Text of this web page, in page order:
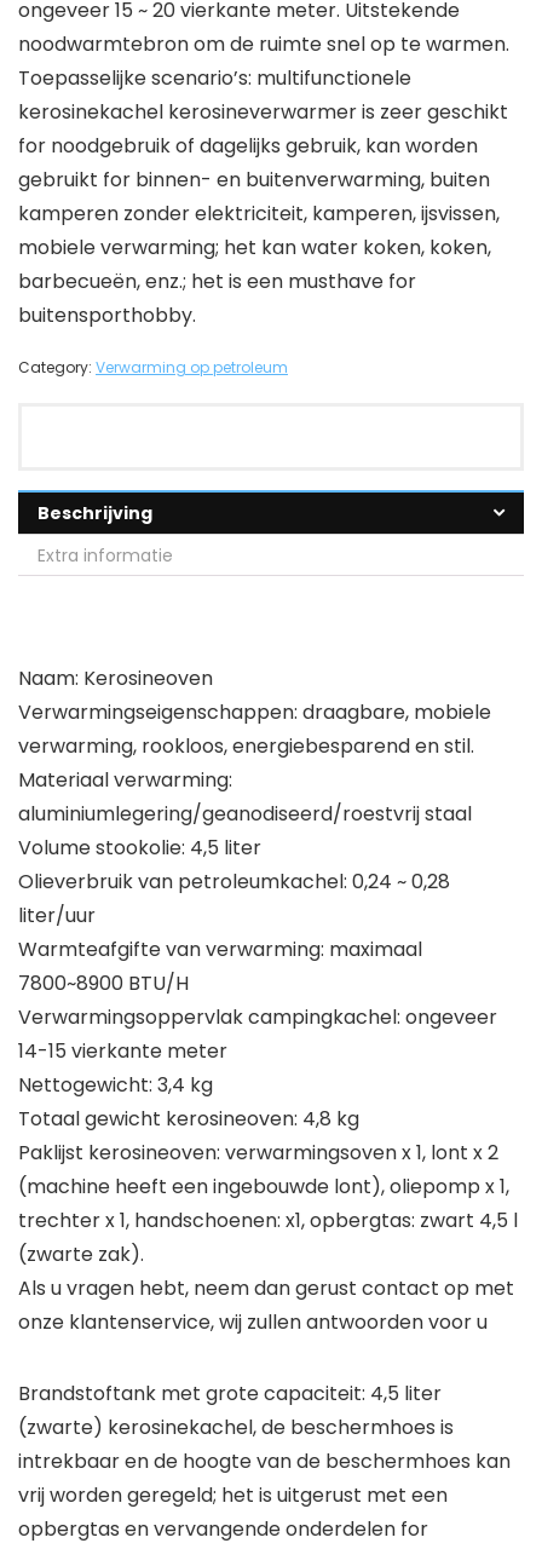
ongeveer 15 ~ 20 vierkante meter. Uitstekende
noodwarmtebron om de ruimte snel op te warmen.
Toepasselijke scenario’s: multifunctionele
kerosinekachel kerosineverwarmer is zeer geschikt
for noodgebruik of dagelijks gebruik, kan worden
gebruikt for binnen- en buitenverwarming, buiten
kamperen zonder elektriciteit, kamperen, ijsvissen,
mobiele verwarming; het kan water koken, koken,
barbecueën, enz.; het is een musthave for
buitensporthobby.
Category: Verwarming op petroleum
Beschrijving
Extra informatie
Naam: Kerosineoven
Verwarmingseigenschappen: draagbare, mobiele
verwarming, rookloos, energiebesparend en stil.
Materiaal verwarming:
aluminiumlegering/geanodiseerd/roestvrij staal
Volume stookolie: 4,5 liter
Olieverbruik van petroleumkachel: 0,24 ~ 0,28
liter/uur
Warmteafgifte van verwarming: maximaal
7800~8900 BTU/H
Verwarmingsoppervlak campingkachel: ongeveer
14-15 vierkante meter
Nettogewicht: 3,4 kg
Totaal gewicht kerosineoven: 4,8 kg
Paklijst kerosineoven: verwarmingsoven x 1, lont x 2
(machine heeft een ingebouwde lont), oliepomp x 1,
trechter x 1, handschoenen: x1, opbergtas: zwart 4,5 l
(zwarte zak).
Als u vragen hebt, neem dan gerust contact op met
onze klantenservice, wij zullen antwoorden voor u
Brandstoftank met grote capaciteit: 4,5 liter
(zwarte) kerosinekachel, de beschermhoes is
intrekbaar en de hoogte van de beschermhoes kan
vrij worden geregeld; het is uitgerust met een
opbergtas en vervangende onderdelen for